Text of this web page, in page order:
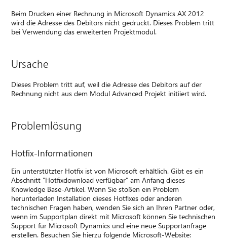
Beim Drucken einer Rechnung in Microsoft Dynamics AX 2012
wird die Adresse des Debitors nicht gedruckt. Dieses Problem tritt
bei Verwendung das erweiterten Projektmodul.
Ursache
Dieses Problem tritt auf, weil die Adresse des Debitors auf der
Rechnung nicht aus dem Modul Advanced Projekt initiiert wird.
Problemlösung
Hotfix-Informationen
Ein unterstützter Hotfix ist von Microsoft erhältlich. Gibt es ein
Abschnitt "Hotfixdownload verfügbar" am Anfang dieses
Knowledge Base-Artikel. Wenn Sie stoßen ein Problem
herunterladen Installation dieses Hotfixes oder anderen
technischen Fragen haben, wenden Sie sich an Ihren Partner oder,
wenn im Supportplan direkt mit Microsoft können Sie technischen
Support für Microsoft Dynamics und eine neue Supportanfrage
erstellen. Besuchen Sie hierzu folgende Microsoft-Website: